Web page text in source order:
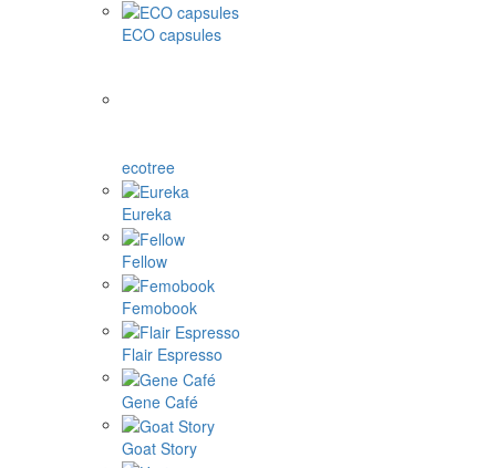
ECO capsules
ecotree
Eureka
Fellow
Femobook
Flair Espresso
Gene Café
Goat Story